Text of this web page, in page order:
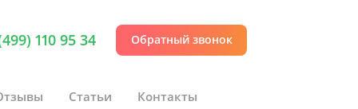
110 95 34 Обратный звонок
Статьи Контакты